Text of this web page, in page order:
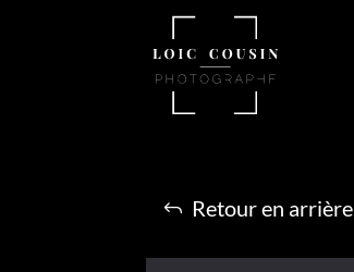
Retour en arrière